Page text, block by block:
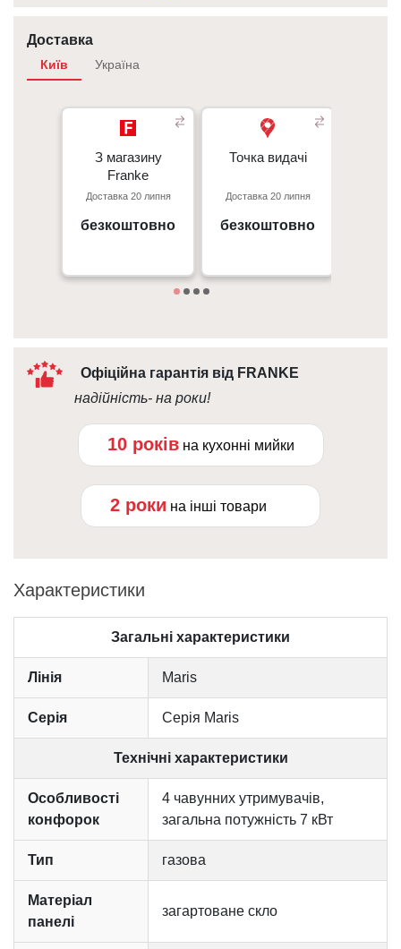
Доставка
Київ Україна
З магазину
Franke
Доставка 20 липня
безкоштовно
З магазину
Franke
Київ, пр. С. Бандери 23, ТЦ
Точка видачі
Доставка 20 липня
безкоштовно
Точка видачі
м. Київ пр. Відрадний, 95к
09:00 - 18:00
Офіційна гарантія від FRANKE
надійність- на роки!
10 років на кухонні мийки
2 роки на інші товари
Характеристики
Загальні характеристики
Лінія Maris
Серія Серія Maris
Технічні характеристики
Особливості
конфорок
4 чавунних утримувачів,
загальна потужність 7 кВт
Тип газова
Матеріал
панелі
загартоване скло